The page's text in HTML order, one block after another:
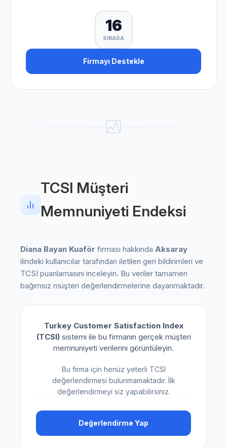
16
SIRADA
Firmayı Destekle
TCSI Müşteri
Memnuniyeti Endeksi
Diana Bayan Kuaför firması hakkında Aksaray
ilindeki kullanıcılar tarafından iletilen geri bildirimleri ve
TCSI puanlamasını inceleyin. Bu veriler tamamen
bağımsız müşteri değerlendirmelerine dayanmaktadır.
Turkey Customer Satisfaction Index
(TCSI)sistemi ile bu firmanın gerçek müşteri
memnuniyeti verilerini görüntüleyin.
Bu firma için henüz yeterli TCSI
değerlendirmesi bulunmamaktadır. İlk
değerlendirmeyi siz yapabilirsiniz.
Değerlendirme Yap